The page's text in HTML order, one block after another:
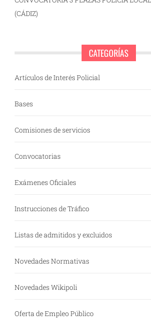
(CÁDIZ)
CATEGORÍAS
Artículos de Interés Policial
Bases
Comisiones de servicios
Convocatorias
Exámenes Oficiales
Instrucciones de Tráfico
Listas de admitidos y excluidos
Novedades Normativas
Novedades Wikipoli
Oferta de Empleo Público